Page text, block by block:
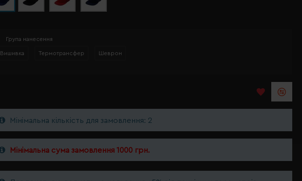
Група нанесення
Вишивка Термотрансфер Шеврон
Мінімальна кількість для замовлення: 2
Мінімальна сума замовлення 1000 грн.